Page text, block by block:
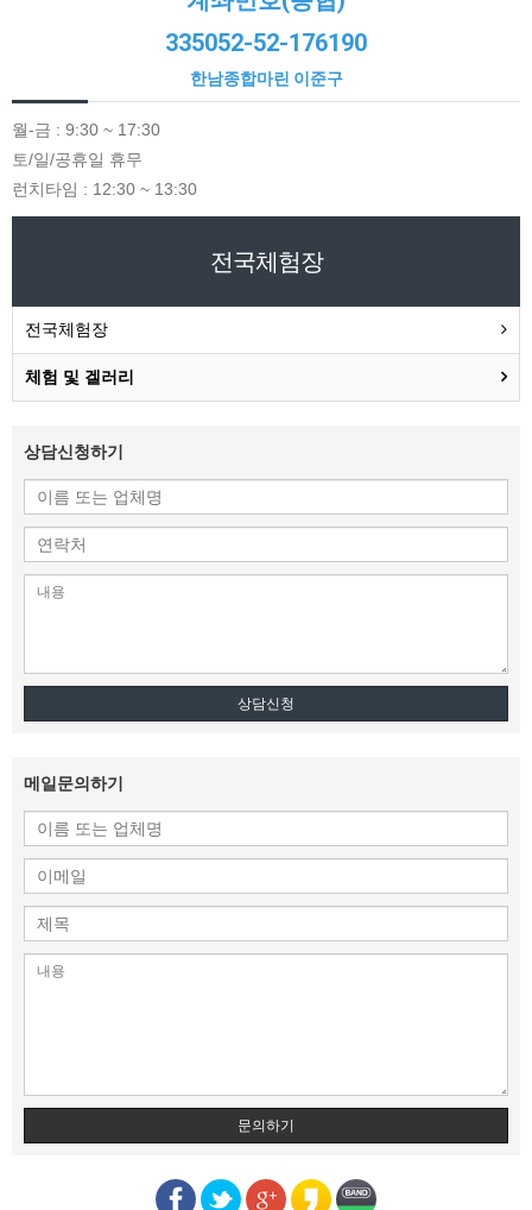
335052-52-176190
한남종합마린 이준구
월-금 : 9:30 ~ 17:30
토/일/공휴일 휴무
런치타임 : 12:30 ~ 13:30
전국체험장
전국체험장
체험 및 겔러리
상담신청하기
상담신청
메일문의하기
문의하기